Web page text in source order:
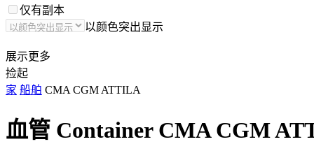
仅有副本
以颜色突出显示
展示更多
捡起
家 船舶 CMA CGM ATTILA
血管 ContainerCMA CGM